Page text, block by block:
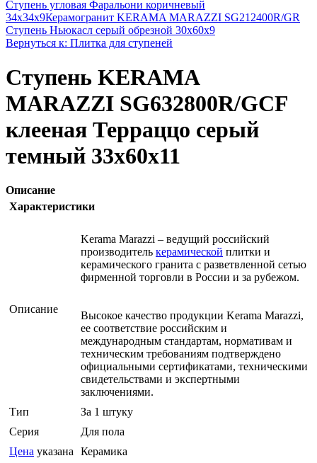
Ступень угловая Фаральони коричневый
34х34х9Керамогранит KERAMA MARAZZI SG212400R/GR
Ступень Ньюкасл серый обрезной 30х60х9
Вернуться к: Плитка для ступеней
Ступень KERAMA
MARAZZI SG632800R/GCF
клееная Терраццо серый
темный 33х60х11
Описание
Характеристики
Описание
Kerama Marazzi – ведущий российский
производитель керамической плитки и
керамического гранита с разветвленной сетью
фирменной торговли в России и за рубежом.
Высокое качество продукции Kerama Marazzi,
ее соответствие российским и
международным стандартам, нормативам и
техническим требованиям подтверждено
официальными сертификатами, техническими
свидетельствами и экспертными
заключениями.
Тип
За 1 штуку
Серия
Для пола
Цена указана Керамика